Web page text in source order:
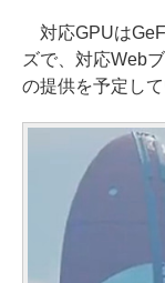
対応GPUは
ズで、対応Web
の提供を予定して